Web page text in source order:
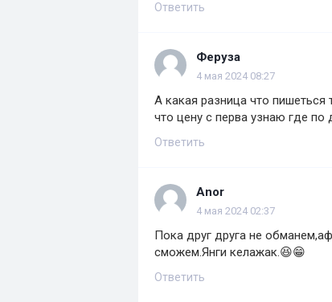
Ответить
Феруза
4 мая 2024 08:27
А какая разница что пишеться
что цену с перва узнаю где по
Ответить
Anor
4 мая 2024 02:37
Пока друг друга не
сможем.Янги келажак.😆😁
Ответить